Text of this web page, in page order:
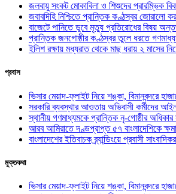
জলবায়ু সংকট মোকাবিলা ও শিশুদের প্রারম্ভিক
জবাবদিহি নিশ্চিতে প্রান্তিক কণ্ঠস্বর
বাজেটে পানিতে ডুবে মৃত্যু প্রতিরোধের বিষয়
প্রান্তিক জনগোষ্ঠীর কণ্ঠস্বর তুলে ধরতে
ইলিশ রক্ষায় মধ্যরাত থেকে মাছ ধরায় ২ মাসের
প্রবাস
ভিসার মেয়াদ-ফ্লাইট নিয়ে শঙ্কা, বিমানবন্দরে
সরকারি ব্যবস্থার আওতায় অভিবাসী কর্মীদের
স্থানীয় গণমাধ্যমকে প্রান্তিক নৃ-গোষ্ঠীর
আরব আমিরাতে দণ্ডপ্রাপ্ত ৫৭ বাংলাদেশিকে ক্ষমা
বাংলাদেশের ইতিবাচক ব্র্যান্ডিংয়ে প্রবাসী
মুক্তকথা
ভিসার মেয়াদ-ফ্লাইট নিয়ে শঙ্কা, বিমানবন্দরে